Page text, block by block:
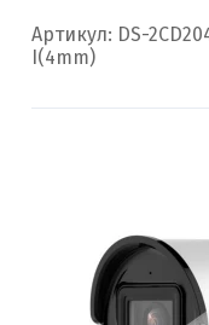
Артикул: DS-
I(4mm)